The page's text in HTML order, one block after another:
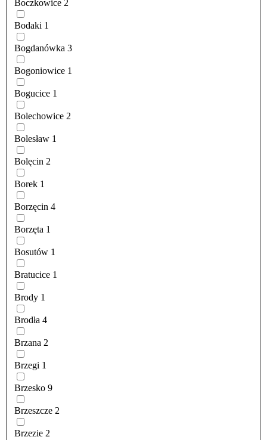
Boczkowice 2
Bodaki 1
Bogdanówka 3
Bogoniowice 1
Bogucice 1
Bolechowice 2
Bolesław 1
Bolęcin 2
Borek 1
Borzęcin 4
Borzęta 1
Bosutów 1
Bratucice 1
Brody 1
Brodła 4
Brzana 2
Brzegi 1
Brzesko 9
Brzeszcze 2
Brzezie 2